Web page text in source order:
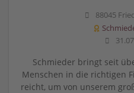
88045
Schmieder bringt seit
Menschen in die richtigen
reicht, um von unserem